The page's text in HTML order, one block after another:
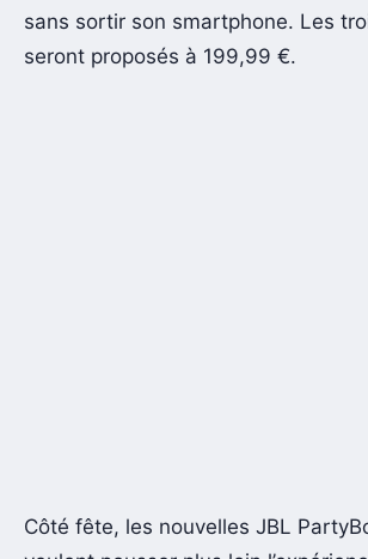
sans sortir son smartphone. Les
seront proposés à 199,99 €.
Côté fête, les nouvelles JBL